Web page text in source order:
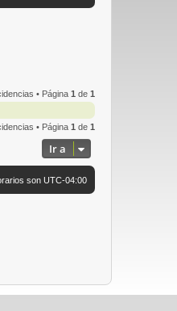
• Página 1 de 1
• Página 1 de 1
Ir a
son UTC-04:00